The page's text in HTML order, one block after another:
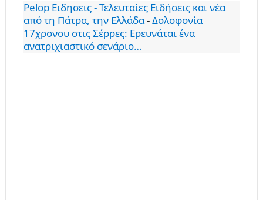
Pelop Ειδησεις - Τελευταίες Ειδήσεις και νέα
από τη Πάτρα, την Ελλάδα-Δολοφονία
17χρονου στις Σέρρες: Ερευνάται ένα
ανατριχιαστικό σενάριο…